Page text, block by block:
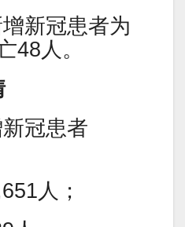
新冠患者为
48人。
冠患者
人；